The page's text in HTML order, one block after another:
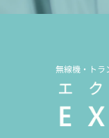
無線機・トラ